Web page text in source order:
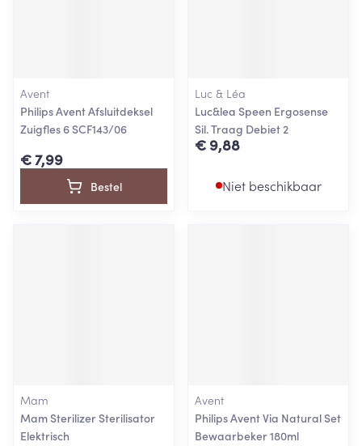
Avent
Philips Avent Afsluitdeksel
Zuigfles 6 SCF143/06
€ 7,99
Bestel
Luc & Léa
Luc&lea Speen Ergosense
Sil. Traag Debiet 2
€ 9,88
Niet beschikbaar
Mam
Mam Sterilizer Sterilisator
Elektrisch
Avent
Philips Avent Via Natural Set
Bewaarbeker 180ml